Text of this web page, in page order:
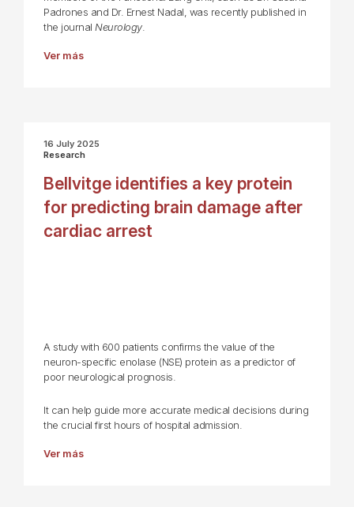
Padrones and Dr. Ernest Nadal, was recently published in
the journal Neurology.
Ver más
16 July 2025
Research
Bellvitge identifies a key protein
for predicting brain damage after
cardiac arrest
A study with 600 patients confirms the value of the
neuron-specific enolase (NSE) protein as a predictor of
poor neurological prognosis.
It can help guide more accurate medical decisions during
the crucial first hours of hospital admission.
Ver más